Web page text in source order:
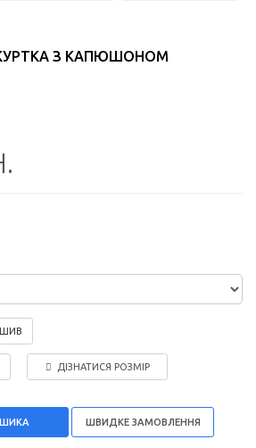
З КАПЮШОНОМ
ДІЗНАТИСЯ РОЗМІР